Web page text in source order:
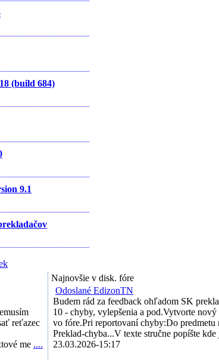
(build 684)
9.1
reťazec
me ....
Najnovšie v disk. fóre
Odoslané EdizonTN
Budem rád za feedback ohľadom SK
10 - chyby, vylepšenia a pod.Vytvorte
vo fóre.Pri reportovaní chyby:Do predmetu
Preklad-chyba...V texte stručne popíšte kde
23.03.2026-15:17